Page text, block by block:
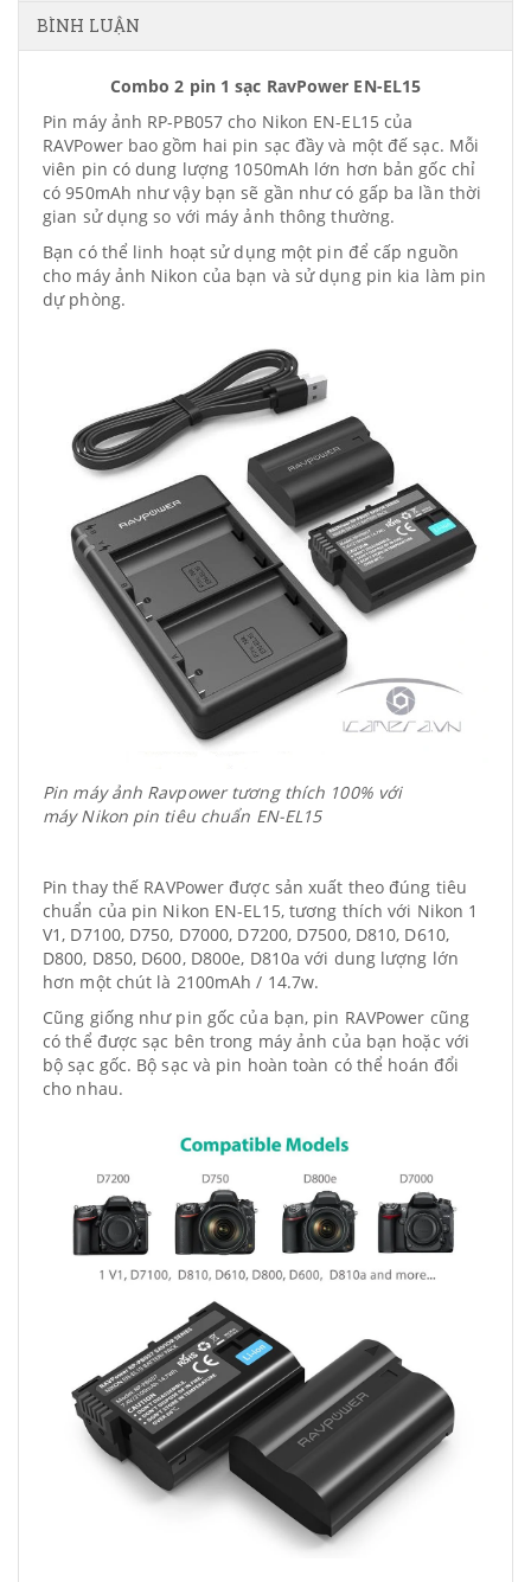
BÌNH LUẬN
Combo 2 pin 1 sạc RavPower EN-EL15
Pin máy ảnh RP-PB057 cho Nikon EN-EL15 của
RAVPower bao gồm hai pin sạc đầy và một đế sạc. Mỗi
viên pin có dung lượng 1050mAh lớn hơn bản gốc chỉ
có 950mAh như vậy bạn sẽ gần như có gấp ba lần thời
gian sử dụng so với máy ảnh thông thường.
Bạn có thể linh hoạt sử dụng một pin để cấp nguồn
cho máy ảnh Nikon của bạn và sử dụng pin kia làm pin
dự phòng.
Pin máy ảnh Ravpower tương thích 100% với
máy Nikon pin tiêu chuẩn EN-EL15
Pin thay thế RAVPower được sản xuất theo đúng tiêu
chuẩn của pin Nikon EN-EL15, tương thích với Nikon 1
V1, D7100, D750, D7000, D7200, D7500, D810, D610,
D800, D850, D600, D800e, D810a với dung lượng lớn
hơn một chút là 2100mAh / 14.7w.
Cũng giống như pin gốc của bạn, pin RAVPower cũng
có thể được sạc bên trong máy ảnh của bạn hoặc với
bộ sạc gốc. Bộ sạc và pin hoàn toàn có thể hoán đổi
cho nhau.